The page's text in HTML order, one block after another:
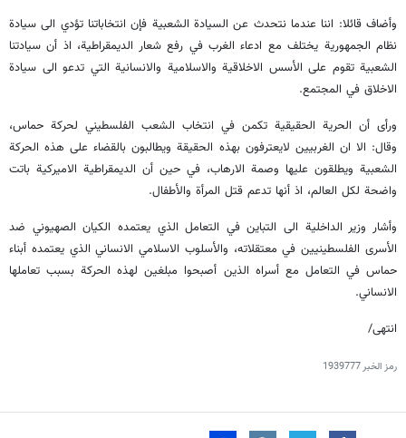
وأضاف قائلا: اننا عندما نتحدث عن السيادة الشعبية فإن انتخاباتنا تؤدي الى سيادة
نظام الجمهورية يختلف مع ادعاء الغرب في رفع شعار الديمقراطية، اذ أن سيادتنا
الشعبية تقوم على الأسس الاخلاقية والاسلامية والانسانية التي تدعو الى سيادة
الاخلاق في المجتمع.
ورأى أن الحرية الحقيقية تكمن في انتخاب الشعب الفلسطيني لحركة حماس،
وقال: الا ان الغربيين لايعترفون بهذه الحقيقة ويطالبون بالقضاء على هذه الحركة
الشعبية ويطلقون عليها وصمة الارهاب، في حين أن الديمقراطية الاميركية باتت
واضحة لكل العالم، اذ أنها تدعم قتل المرأة والأطفال.
وأشار وزير الداخلية الى التباين في التعامل الذي يعتمده الكيان الصهيوني ضد
الأسرى الفلسطينيين في معتقلاته، والأسلوب الاسلامي الانساني الذي يعتمده أبناء
حماس في التعامل مع أسراه الذين أصبحوا مبلغين لهذه الحركة بسبب تعاملها
الانساني.
انتهى/
رمز الخبر1939777